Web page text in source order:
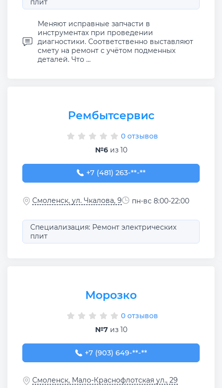
плит
Меняют исправные запчасти в
инструментах при проведении
диагностики. Соответственно выставляют
смету на ремонт с учётом подменных
деталей. Что ...
Рембытсервис
0 отзывов
№6из 10
+7 (481) 263-02-57
+7 (481) 263-**-**
Смоленск, ул. Чкалова, 9 пн-вс 8:00-22:00
Специализация: Ремонт электрических
плит
Морозко
0 отзывов
№7из 10
+7 (903) 649-14-90
+7 (903) 649-**-**
Смоленск, Мало-Краснофлотская ул., 29